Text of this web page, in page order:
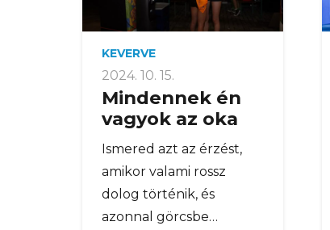
KEVERVE
2024. 10. 15.
Mindennek én
vagyok az oka
Ismered azt az érzést,
amikor valami rossz
dolog történik, és
azonnal görcsbe…